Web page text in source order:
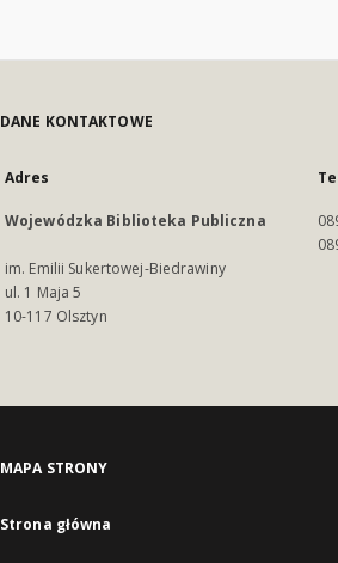
DANE KONTAKTOWE
Adres
Wojewódzka Biblioteka Publiczna
im. Emilii Sukertowej-Biedrawiny
ul. 1 Maja 5
10-117 Olsztyn
MAPA STRONY
Strona główna